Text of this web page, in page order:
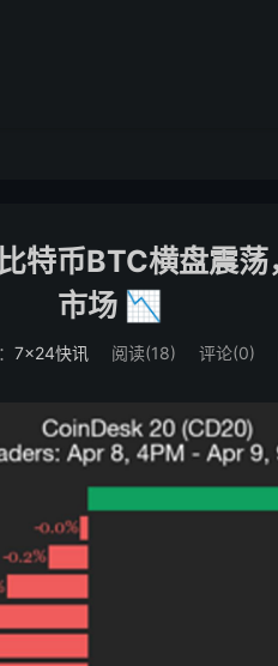
特币BTC横盘震
市场 📉
7×24快讯 阅读(18) 评论(0)